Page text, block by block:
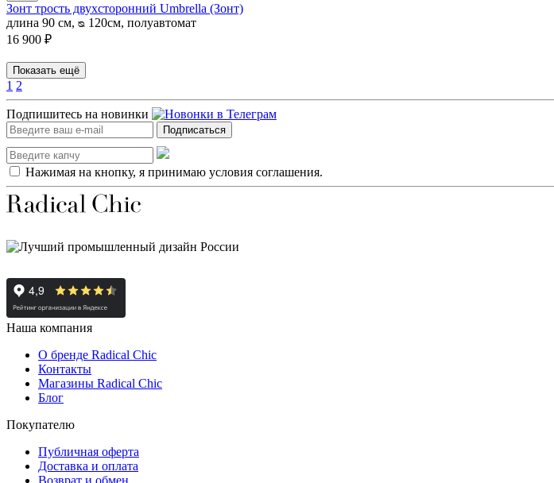
Зонт трость двухсторонний Umbrella (Зонт)
длина 90 см, ᴓ 120см, полуавтомат
16 900 ₽
Показать ещё
1 2
Подпишитесь на новинки
Подписаться
Нажимая на кнопку, я принимаю условия соглашения.
Наша компания
О бренде Radical Chic
Контакты
Магазины Radical Chic
Блог
Покупателю
Публичная оферта
Доставка и оплата
Возврат и обмен